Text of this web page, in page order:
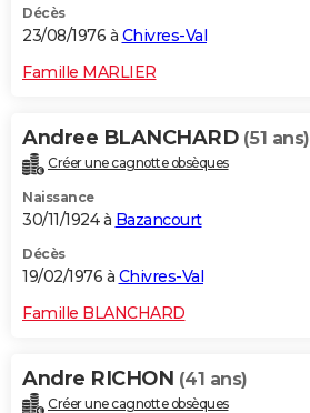
Décès
23/08/1976 à Chivres-Val
Famille MARLIER
Andree BLANCHARD (51 ans)
Créer une cagnotte obsèques
Naissance
30/11/1924 à Bazancourt
Décès
19/02/1976 à Chivres-Val
Famille BLANCHARD
Andre RICHON (41 ans)
Créer une cagnotte obsèques